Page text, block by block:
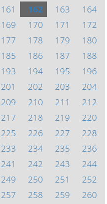
161 162 163
164
169 170 171
172
177 178 179
180
185 186 187
188
193 194 195
196
201 202 203
204
209 210 211
212
217 218 219
220
225 226 227
228
233 234 235
236
241 242 243
244
249 250 251
252
257 258 259
260